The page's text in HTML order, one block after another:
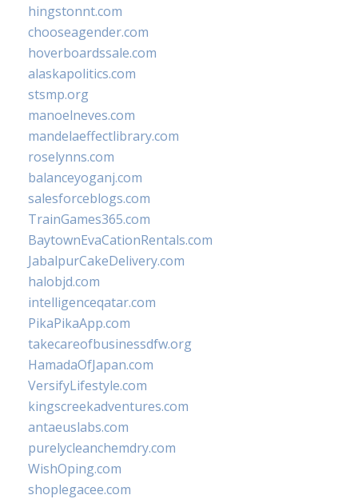
hingstonnt.com
chooseagender.com
hoverboardssale.com
alaskapolitics.com
stsmp.org
manoelneves.com
mandelaeffectlibrary.com
roselynns.com
balanceyoganj.com
salesforceblogs.com
TrainGames365.com
BaytownEvaCationRentals.com
JabalpurCakeDelivery.com
halobjd.com
intelligenceqatar.com
PikaPikaApp.com
takecareofbusinessdfw.org
HamadaOfJapan.com
VersifyLifestyle.com
kingscreekadventures.com
antaeuslabs.com
purelycleanchemdry.com
WishOping.com
shoplegacee.com